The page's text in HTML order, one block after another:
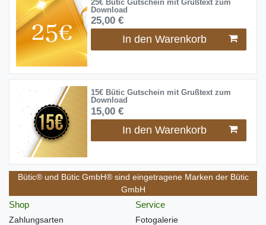
25€ Bütic Gutschein mit Grußtext zum
Download
25,00 €
In den Warenkorb
15€ Bütic Gutschein mit Grußtext zum
Download
15,00 €
In den Warenkorb
Bütic® und Bütic GmbH® sind eingetragene Marken der Bütic
GmbH
Shop
Zahlungsarten
Service
Fotogalerie